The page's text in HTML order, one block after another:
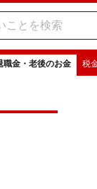
職金・老後のお金 税